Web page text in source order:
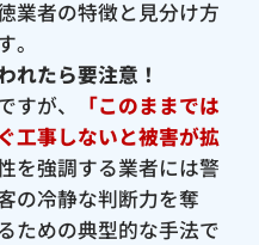
業者の特徴と見分け方
れたら要注意！
すが、
「このままでは
工事しないと被害が拡
を強調する業者には警
の冷静な判断力を奪
ための典型的な手法で